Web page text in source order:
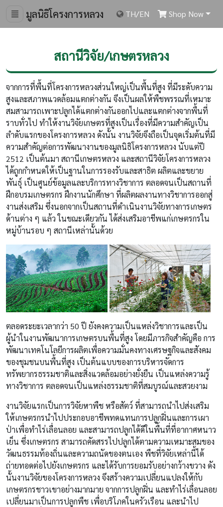
มูลนิธิโครงการหลวง TH/EN Shop Now
สถานีวิจัย/เกษตรหลวง
จากการที่พื้นที่โครงการหลวงส่วนใหญ่เป็นพื้นที่สูง ที่มีระดับความ
สูงและสภาพแวดล้อมแตกต่างกัน จึงเป็นผลให้พืชพรรณที่เหมาะ
สมสามารถเพาะปลูกได้แตกต่างกันออกไปและแตกต่างจากพื้นที่
ราบทั่วไป ทำให้งานวิจัยเกษตรที่สูงเป็นเรื่องที่มีความสำคัญเป็น
ลำดับแรกของโครงการหลวง ดังนั้น งานวิจัยจึงถือเป็นจุดเริ่มต้นที่มี
ความสำคัญต่อการพัฒนางานของมูลนิธิโครงการหลวง นับแต่ปี
2512 เป็นต้นมา สถานีเกษตรหลวง และสถานีวิจัยโครงการหลวง
ได้ถูกกำหนดให้เป็นฐานในการรองรับและสาธิต ผลิตและขยาย
พันธุ์ เป็นศูนย์ข้อมูลและบริการทางวิชาการ ตลอดจนเป็นสถานที่
ฝึกอบรมเกษตรกร ฝึกงานนักศึกษา ที่ผลิตผลงานทางวิชาการออกสู่
งานส่งเสริม ซึ่งนอกจากเป็นสถานที่ดำเนินงานวิจัยทางการเกษตร
ด้านต่าง ๆ แล้ว ในขณะเดียวกัน ได้ส่งเสริมอาชีพแก่เกษตรกรใน
หมู่บ้านรอบ ๆ สถานีเหล่านั้นด้วย
ตลอดระยะเวลากว่า 50 ปี ยังคงความเป็นแหล่งวิชาการและเป็น
ผู้นำในงานพัฒนาการเกษตรบนพื้นที่สูง โดยมีภารกิจสำคัญคือ การ
พัฒนาเทคโนโลยีการผลิตเพื่อความมั่นคงทางเศรษฐกิจและสังคม
ของชุมชนบนพื้นที่สูง เป็นต้นแบบของการบริหารจัดการ
ทรัพยากรธรรมชาติและสิ่งแวดล้อมอย่างยั่งยืน เป็นแหล่งความรู้
ทางวิชาการ ตลอดจนเป็นแหล่งธรรมชาติที่สมบูรณ์และสวยงาม
งานวิจัยแรกเป็นการวิจัยหาพืช หรือสัตว์ ที่สามารถนำไปส่งเสริม
ให้เกษตรกรนำไปประกอบอาชีพทดแทนการปลูกฝิ่นและการเผา
ป่าเพื่อทำไร่เลื่อนลอย และสามารถปลูกได้ดีในพื้นที่ที่อากาศหนาว
เย็น ซึ่งเกษตรกร สามารถคัดสรรไปปลูกได้ตามความเหมาะสมของ
วัฒนธรรมท้องถิ่นและความถนัดของตนเอง พืชที่วิจัยเหล่านี้ได้
ถ่ายทอดต่อไปยังเกษตรกร และได้รับการยอมรับอย่างกว้างขวาง ดัง
นั้นงานวิจัยของโครงการหลวง จึงสร้างความเปลี่ยนแปลงให้กับ
เกษตรกรชาวเขาอย่างมากมาย จากการปลูกฝิ่น และทำไร่เลื่อนลอย
เปลี่ยนมาเป็นการปลูกพืช เพื่อบริโภคในครัวเรือน และนำไป